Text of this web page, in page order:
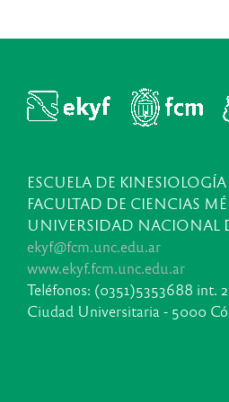
ESCUELA DE KINESIOLOGÍA
FACULTAD DE CIENCIAS
UNIVERSIDAD NACIONAL
ekyf@fcm.unc.edu.ar
www.ekyf.fcm.unc.edu.ar
Teléfonos: (0351)5353688 int.
Ciudad Universitaria - 5000